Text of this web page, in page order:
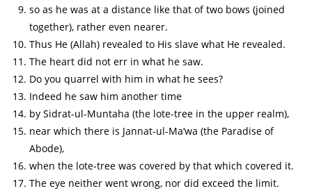
so as he was at a distance like that of two bows (joined
together), rather even nearer.
Thus He (Allah) revealed to His slave what He revealed.
The heart did not err in what he saw.
Do you quarrel with him in what he sees?
Indeed he saw him another time
by Sidrat-ul-Muntaha (the lote-tree in the upper realm),
near which there is Jannat-ul-Ma‘wa (the Paradise of
Abode),
when the lote-tree was covered by that which covered it.
The eye neither went wrong, nor did exceed the limit.